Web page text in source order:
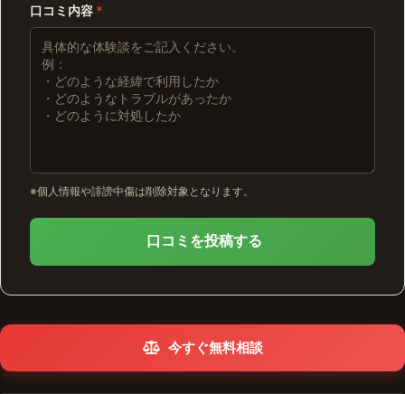
口コミ内容 *
※個人情報や誹謗中傷は削除対象となります。
口コミを投稿する
今すぐ無料相談